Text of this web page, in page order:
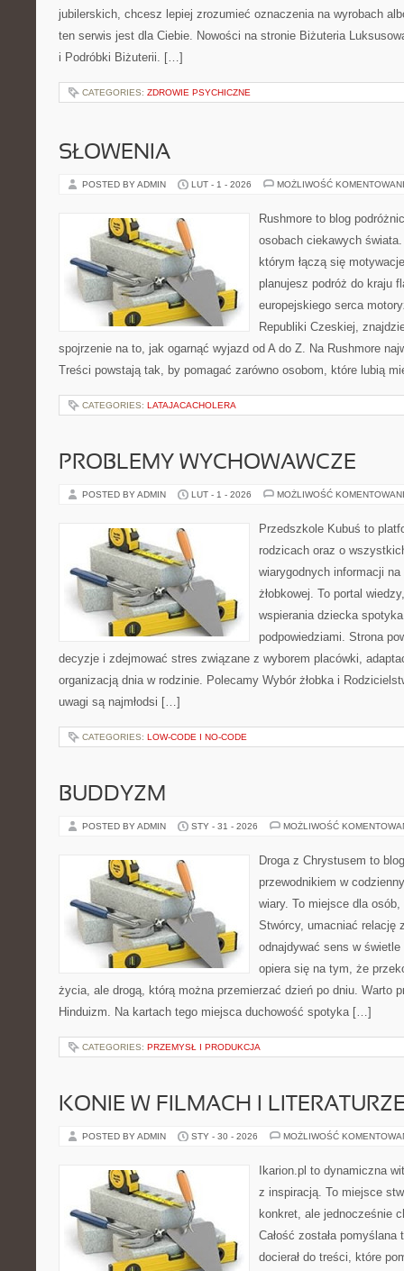
jubilerskich, chcesz lepiej zrozumieć oznaczenia na wyrobach
ten serwis jest dla Ciebie. Nowości na stronie Biżuteria
i Podróbki Biżuterii. […]
CATEGORIES: ZDROWIE PSYCHICZNE
SŁOWENIA
POSTED BY ADMIN LUT - 1 - 2026 MOŻLIWOŚĆ
Rushmore to blog
osobach ciekawych
którym łączą się
planujesz podróż do kraju
europejskiego serca
Republiki Czeskiej,
spojrzenie na to, jak ogarnąć wyjazd od A do Z. Na Rushmore
Treści powstają tak, by pomagać zarówno osobom, które lubią
CATEGORIES: LATAJACACHOLERA
PROBLEMY WYCHOWAWCZE
POSTED BY ADMIN LUT - 1 - 2026 MOŻLIWOŚĆ
Przedszkole Kubuś to
rodzicach oraz o
wiarygodnych informacji
żłobkowej. To portal
wspierania dziecka
podpowiedziami. Strona
decyzje i zdejmować stres związane z wyborem placówki,
organizacją dnia w rodzinie. Polecamy Wybór żłobka i
uwagi są najmłodsi […]
CATEGORIES: LOW-CODE I NO-CODE
BUDDYZM
POSTED BY ADMIN STY - 31 - 2026 MOŻLIWOŚĆ
Droga z Chrystusem to
przewodnikiem w
wiary. To miejsce dla
Stwórcy, umacniać relację
odnajdywać sens w świetle
opiera się na tym, że
życia, ale drogą, którą można przemierzać dzień po dniu. Warto
Hinduizm. Na kartach tego miejsca duchowość spotyka […]
CATEGORIES: PRZEMYSŁ I PRODUKCJA
KONIE W FILMACH I
POSTED BY ADMIN STY - 30 - 2026 MOŻLIWOŚĆ
Ikarion.pl to dynamiczna
z inspiracją. To miejsce
konkret, ale jednocześnie
Całość została
docierał do treści, które